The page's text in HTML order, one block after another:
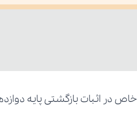
اثبات بازگشتی پایه